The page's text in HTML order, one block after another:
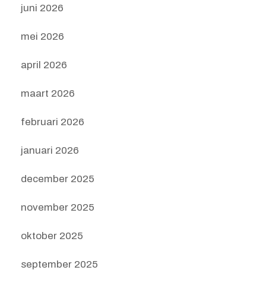
juni 2026
mei 2026
april 2026
maart 2026
februari 2026
januari 2026
december 2025
november 2025
oktober 2025
september 2025